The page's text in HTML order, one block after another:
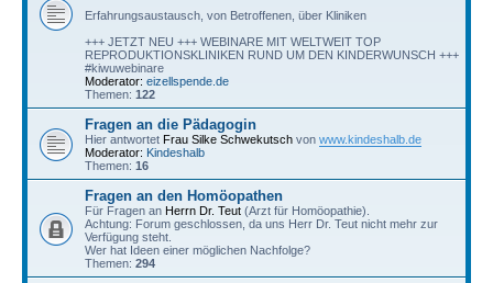
Erfahrungsaustausch, von Betroffenen, über Kliniken
+++ JETZT NEU +++ WEBINARE MIT WELTWEIT TOP
REPRODUKTIONSKLINIKEN RUND UM DEN KINDERWUNSCH +++
#kiwuwebinare
Moderator: eizellspende.de
Themen: 122
Fragen an die Pädagogin
Hier antwortet Frau Silke Schwekutsch von www.kindeshalb.de
Moderator: Kindeshalb
Themen: 16
Fragen an den Homöopathen
Für Fragen an Herrn Dr. Teut (Arzt für Homöopathie).
Achtung: Forum geschlossen, da uns Herr Dr. Teut nicht mehr zur
Verfügung steht.
Wer hat Ideen einer möglichen Nachfolge?
Themen: 294